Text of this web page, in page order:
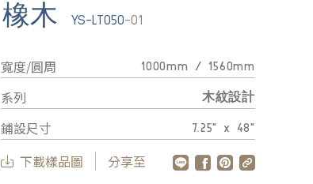
橡木 YS-LT050-01
寬度/圓周 1000mm / 1560mm
系列 木紋設計
鋪設尺寸 7.25" x 48"
下載樣品圖 分享至